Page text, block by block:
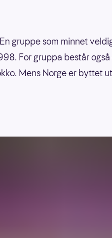
gruppe som minnet
For gruppa består
Mens Norge er byttet